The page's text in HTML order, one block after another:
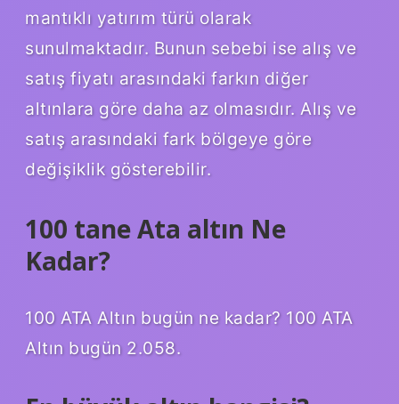
mantıklı yatırım türü olarak
sunulmaktadır. Bunun sebebi ise alış ve
satış fiyatı arasındaki farkın diğer
altınlara göre daha az olmasıdır. Alış ve
satış arasındaki fark bölgeye göre
değişiklik gösterebilir.
100 tane Ata altın Ne
Kadar?
100 ATA Altın bugün ne kadar? 100 ATA
Altın bugün 2.058.